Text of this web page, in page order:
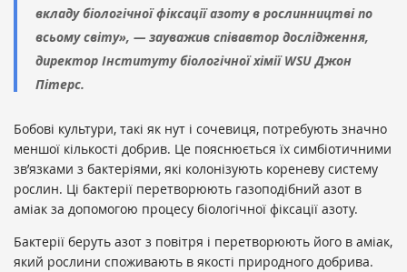
вкладу біологічної фіксації азоту в рослинництві по
всьому світу», — зауважив співавтор дослідження,
директор Інституту біологічної хімії WSU Джон
Пітерс.
Бобові культури, такі як нут і сочевиця, потребують значно
меншої кількості добрив. Це пояснюється їх симбіотичними
зв’язками з бактеріями, які колонізують кореневу систему
рослин. Ці бактерії перетворюють газоподібний азот в
аміак за допомогою процесу біологічної фіксації азоту.
Бактерії беруть азот з повітря і перетворюють його в аміак,
який рослини споживають в якості природного добрива.